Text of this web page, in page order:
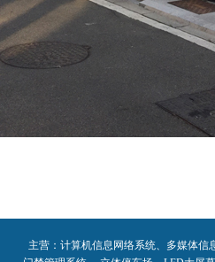
主营：计算机信息网络系统、多媒体